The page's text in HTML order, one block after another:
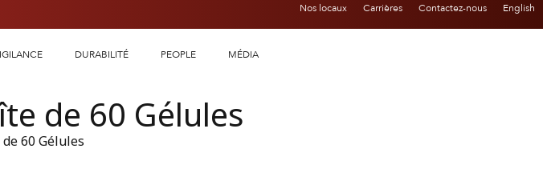
Nos locaux Carrières Contactez-nous English
DURABILITÉ PEOPLE MÉDIA
de 60 Gélules
de 60 Gélules